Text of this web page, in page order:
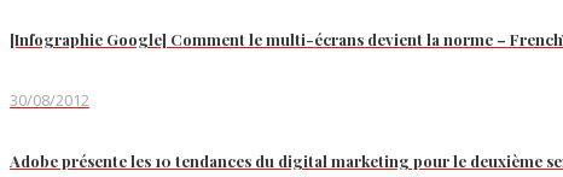
[Infographie Google] Comment le multi-écrans devient la norme –
30/08/2012
Adobe présente les 10 tendances du digital marketing pour le deuxième